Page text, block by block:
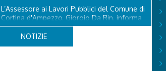
L’Assessore ai Lavori Pubblici del Comune di
Cortina d'Ampezzo, Giorgio Da Rin, informa
che il Ponte di Pontechiesa, prospiciente
alla Latteria Cortina, è ufficialmente riaperto
al transito a partire da oggi, sabato 8
NOTIZIE